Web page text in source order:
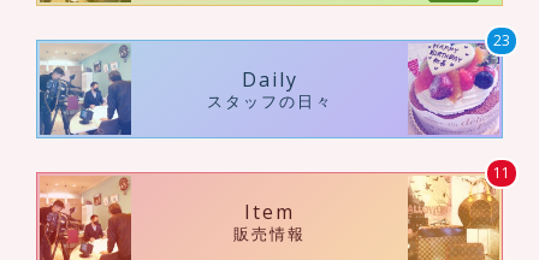
Daily
スタッフの日々
23
Item
販売情報
11